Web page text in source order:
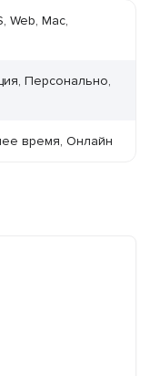
Web, Mac,
Персонально,
время, Онлайн